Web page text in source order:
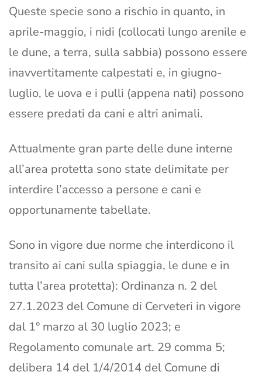
Queste specie sono a rischio in quanto, in
aprile-maggio, i nidi (collocati lungo arenile e
le dune, a terra, sulla sabbia) possono essere
inavvertitamente calpestati e, in giugno-
luglio, le uova e i pulli (appena nati) possono
essere predati da cani e altri animali.
Attualmente gran parte delle dune interne
all’area protetta sono state delimitate per
interdire l’accesso a persone e cani e
opportunamente tabellate.
Sono in vigore due norme che interdicono il
transito ai cani sulla spiaggia, le dune e in
tutta l’area protetta): Ordinanza n. 2 del
27.1.2023 del Comune di Cerveteri in vigore
dal 1° marzo al 30 luglio 2023; e
Regolamento comunale art. 29 comma 5;
delibera 14 del 1/4/2014 del Comune di